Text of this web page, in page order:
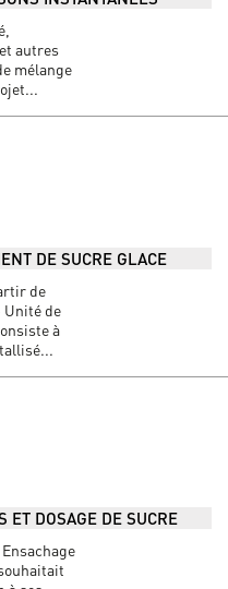
autres
mélange
DE SUCRE GLACE
de
de
à
ET DOSAGE DE SUCRE